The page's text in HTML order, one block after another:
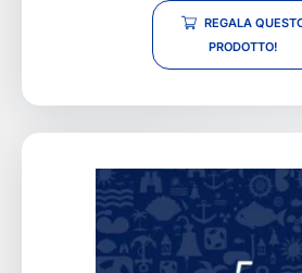
REGALA
PRODOTTO!